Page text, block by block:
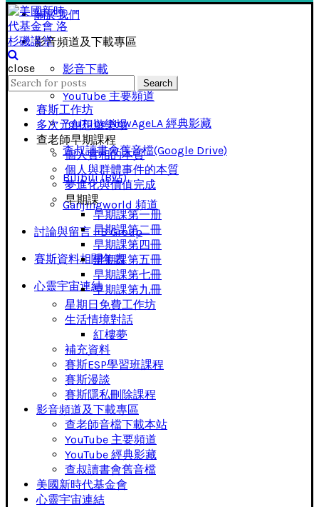
關於我們
影音頻道及下載專區
影音下載
YouTube 主要頻道
YouTube NewAgeLA 經典影藏
查叔讀書會舊音檔(Google Drive)
Bilibili (B站)
Ganjingworld 頻道
討論與留言 FB Group
賽斯資料相關年表
心靈宇宙連結
close
Search
for:
Search
賽斯工作坊
多次元創想遊樂場
查老師早期課程
個人實相的本質
個人與群體事件的本質
夢進化與價值完成
早期課
早期課第一册
早期課第二冊
早期課第四冊
早期課第五冊
早期課第七冊
早期課第九冊
星期日免費工作坊
生活情境對話
紅樓夢
補充資料
賽斯ESP學習班課程
賽斯漫談
賽斯隱私刪除課程
影音頻道及下載專區
查老師音檔下載本站
YouTube 主要頻道
YouTube 經典影藏
查叔讀書會舊音檔
美國新時代基金會
心靈宇宙連結